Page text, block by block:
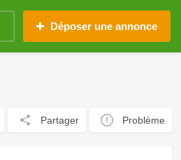
Déposer une annonce
Partager Problème